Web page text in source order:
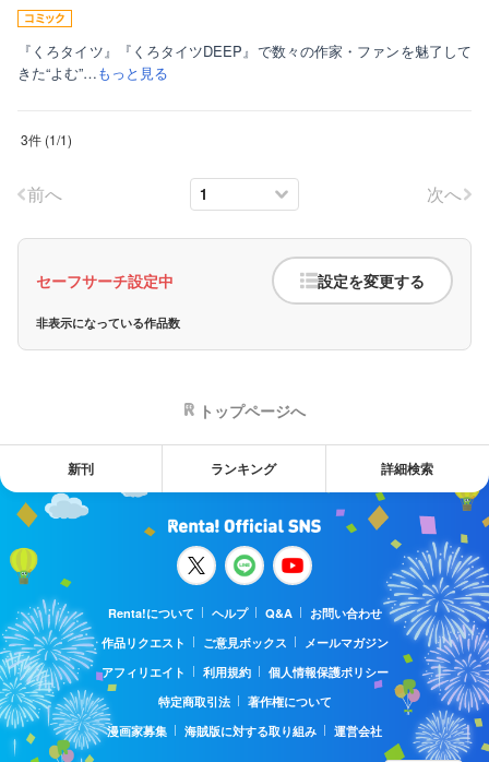
『くろタイツ』『くろタイツDEEP』で数々の作家・ファンを魅了して
きた“よむ”…もっと見る
3件 (1/1)
前へ 次へ
セーフサーチ設定中 設定を変更する
非表示になっている作品数
トップページへ
新刊 ランキング 詳細検索
Renta!について ヘルプ Q&A
お問い合わせ
作品リクエスト
ご意見ボックス
メールマガジン
アフィリエイト
利用規約
個人情報保護ポリシー
特定商取引法
著作権について
漫画家募集
海賊版に対する取り組み 運営会社